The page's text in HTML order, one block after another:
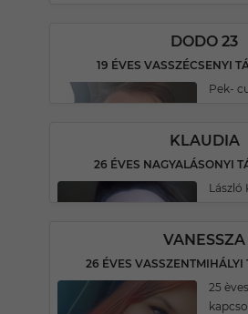
DODO 23
19 ÉVES VASSZÉCSENYI
Pek-
KLAUDIA
26 ÉVES NAGYALÁSONYI
László
VANESSZA
26 ÉVES VASSZENTMIHÁLYI
25